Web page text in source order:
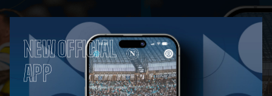
NEW OFFICIAL
APP